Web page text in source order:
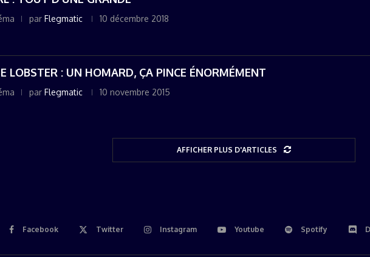
par Flegmatic 10 décembre 2018
LOBSTER : UN HOMARD, ÇA PINCE ÉNORMÉMENT
par Flegmatic 10 novembre 2015
AFFICHER PLUS D'ARTICLES
Facebook Twitter Instagram Youtube Spotify